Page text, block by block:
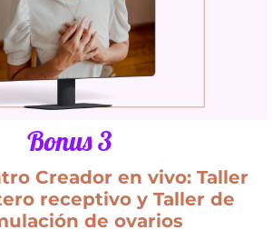
Bonus 3
Creador en vivo: Taller
receptivo y Taller de
de ovarios